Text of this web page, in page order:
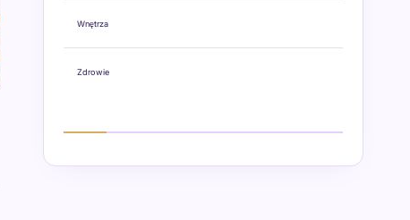
Wnętrza
Zdrowie